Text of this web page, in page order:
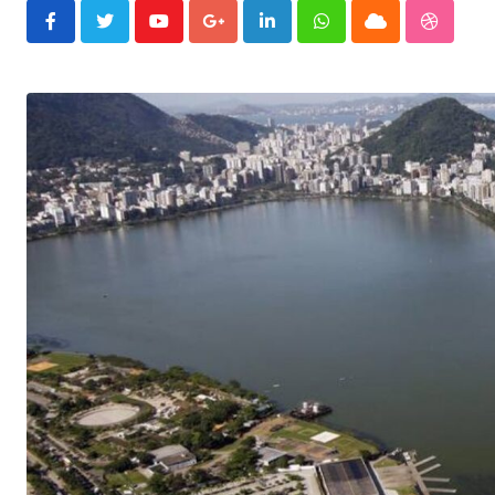
YoutubeGoogle+LinkedInWhatsappCloud